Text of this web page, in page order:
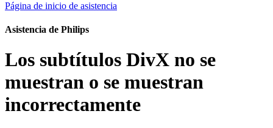
Página de inicio de asistencia
Asistencia de Philips
Los subtítulos DivX no se
muestran o se muestran
incorrectamente